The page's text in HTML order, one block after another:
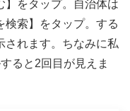
】をタップ。自治体は
検索】をタップ。する
されます。ちなみに私
ると2回目が見えま